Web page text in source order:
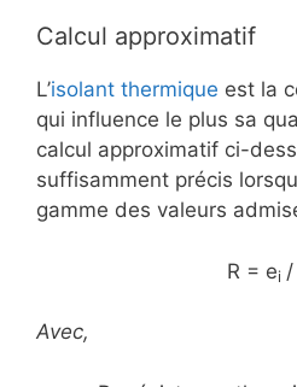
Calcul approximatif
L’isolant thermique est la
qui influence le plus sa
calcul approximatif ci-
suffisamment précis
gamme des valeurs
R = ei /
Avec,